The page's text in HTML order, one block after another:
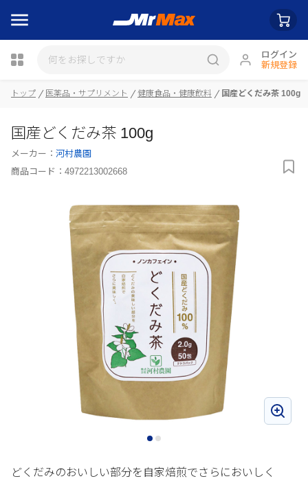
ログイン
新規登録
トップ 医薬品・サプリメント 健康食品・健康飲料 国産どくだみ茶 100g
国産どくだみ茶 100g
メーカー： 河村農園
商品コード： 4972213002668
どくだみのおいしい部分を自家焙煎でさらにおいしく